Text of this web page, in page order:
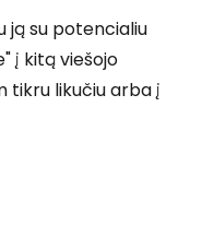
ją su potencialiu
į kitą viešojo
likučiu arba į